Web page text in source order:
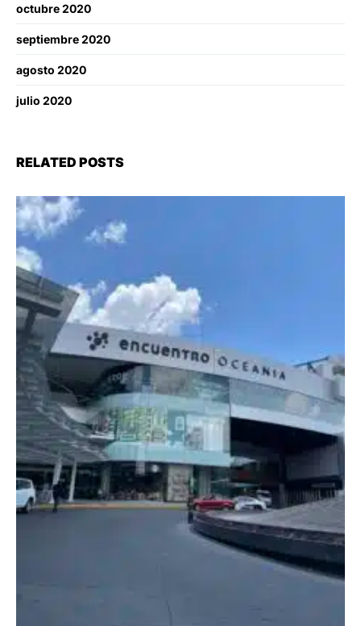
octubre 2020
septiembre 2020
agosto 2020
julio 2020
RELATED POSTS